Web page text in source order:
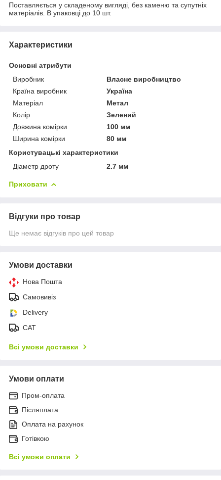
Поставляється у складеному вигляді, без каменю та супутніх
матеріалів. В упаковці до 10 шт.
Характеристики
Основні атрибути
Виробник
Власне виробництво
Країна виробник
Україна
Матеріал
Метал
Колір
Зелений
Довжина комірки
100 мм
Ширина комірки
80 мм
Користувацькі характеристики
Діаметр дроту
2.7 мм
Приховати
Відгуки про товар
Ще немає відгуків про цей товар
Умови доставки
Нова Пошта
Самовивіз
Delivery
САТ
Всі умови доставки
Умови оплати
Пром-оплата
Післяплата
Оплата на рахунок
Готівкою
Всі умови оплати